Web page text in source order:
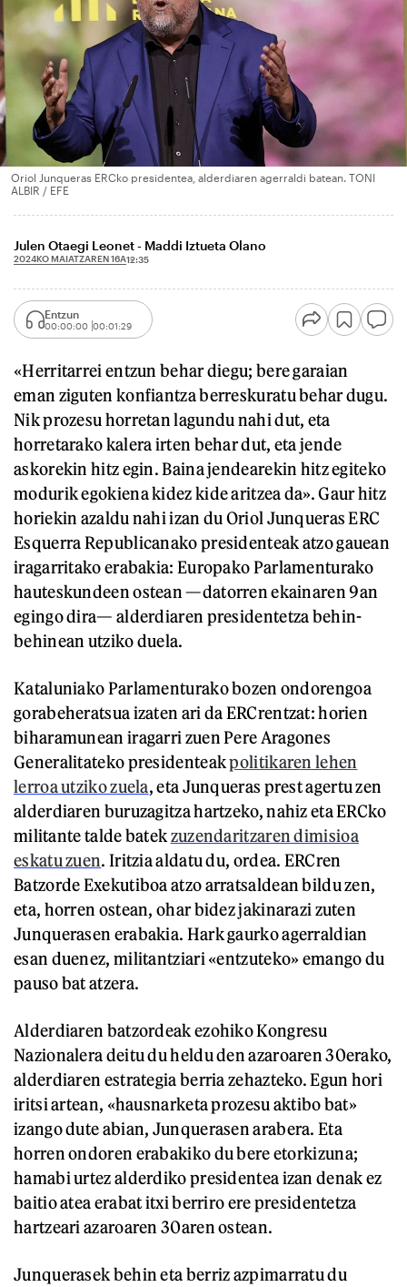
Oriol Junqueras ERCko presidentea, alderdiaren agerraldi batean. TONI
ALBIR / EFE
Julen Otaegi Leonet - Maddi Iztueta Olano
2024KO MAIATZAREN 16A12:35
Entzun
00:00:00 00:01:29
«Herritarrei entzun behar diegu; bere garaian
eman ziguten konfiantza berreskuratu behar dugu.
Nik prozesu horretan lagundu nahi dut, eta
horretarako kalera irten behar dut, eta jende
askorekin hitz egin. Baina jendearekin hitz egiteko
modurik egokiena kidez kide aritzea da». Gaur hitz
horiekin azaldu nahi izan du Oriol Junqueras ERC
Esquerra Republicanako presidenteak atzo gauean
iragarritako erabakia: Europako Parlamenturako
hauteskundeen ostean —datorren ekainaren 9an
egingo dira— alderdiaren presidentetza behin-
behinean utziko duela.
Kataluniako Parlamenturako bozen ondorengoa
gorabeheratsua izaten ari da ERCrentzat: horien
biharamunean iragarri zuen Pere Aragones
Generalitateko presidenteakpolitikaren lehen
lerroa utziko zuela, eta Junqueras prest agertu zen
alderdiaren buruzagitza hartzeko, nahiz eta ERCko
militante talde batekzuzendaritzaren dimisioa
eskatu zuen. Iritzia aldatu du, ordea. ERCren
Batzorde Exekutiboa atzo arratsaldean bildu zen,
eta, horren ostean, ohar bidez jakinarazi zuten
Junquerasen erabakia. Hark gaurko agerraldian
esan duenez, militantziari «entzuteko» emango du
pauso bat atzera.
Alderdiaren batzordeak ezohiko Kongresu
Nazionalera deitu du heldu den azaroaren 30erako,
alderdiaren estrategia berria zehazteko. Egun hori
iritsi artean, «hausnarketa prozesu aktibo bat»
izango dute abian, Junquerasen arabera. Eta
horren ondoren erabakiko du bere etorkizuna;
hamabi urtez alderdiko presidentea izan denak ez
baitio atea erabat itxi berriro ere presidentetza
hartzeari azaroaren 30aren ostean.
Junquerasek behin eta berriz azpimarratu du